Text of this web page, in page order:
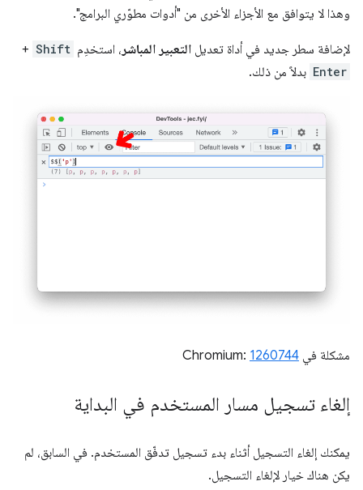
وهذا لا يتوافق مع الأجزاء الأخرى من "أدوات مطوّري البرامج".
لإضافة سطر جديد في أداة تعديل التعبير المباشر ، استخدِم Shift
+
Enter بدلاً من ذلك.
مشكلة في Chromium: 1260744
إلغاء تسجيل مسار المستخدم في البداية
يمكنك إلغاء التسجيل أثناء بدء تسجيل تدفّق المستخدم. في السابق، لم
يكن هناك خيار لإلغاء التسجيل.